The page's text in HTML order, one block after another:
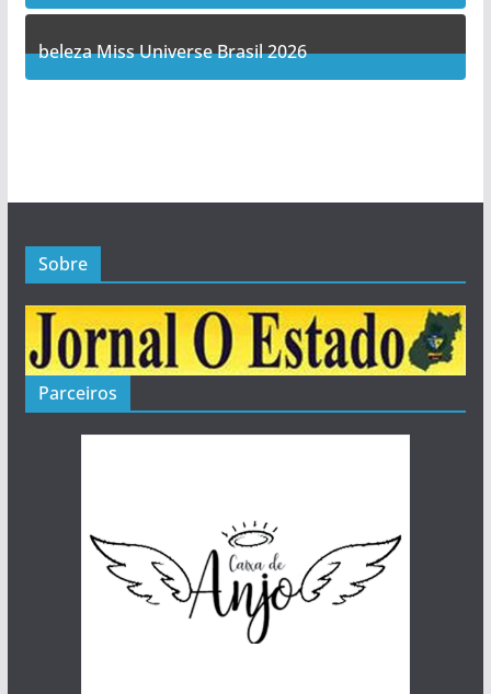
5Posts
beleza Miss Universe Brasil 2026
Sobre
Parceiros